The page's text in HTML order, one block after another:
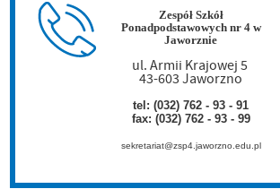
Zespół Szkół
Ponadpodstawowych nr 4 w
Jaworznie
ul. Armii Krajowej 5
43-603 Jaworzno
tel: (032) 762 - 93 - 91
fax: (032) 762 - 93 - 99
sekretariat@zsp4.jaworzno.edu.pl